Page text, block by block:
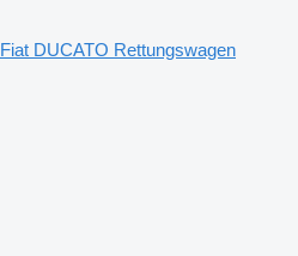
Fiat DUCATO Rettungswagen